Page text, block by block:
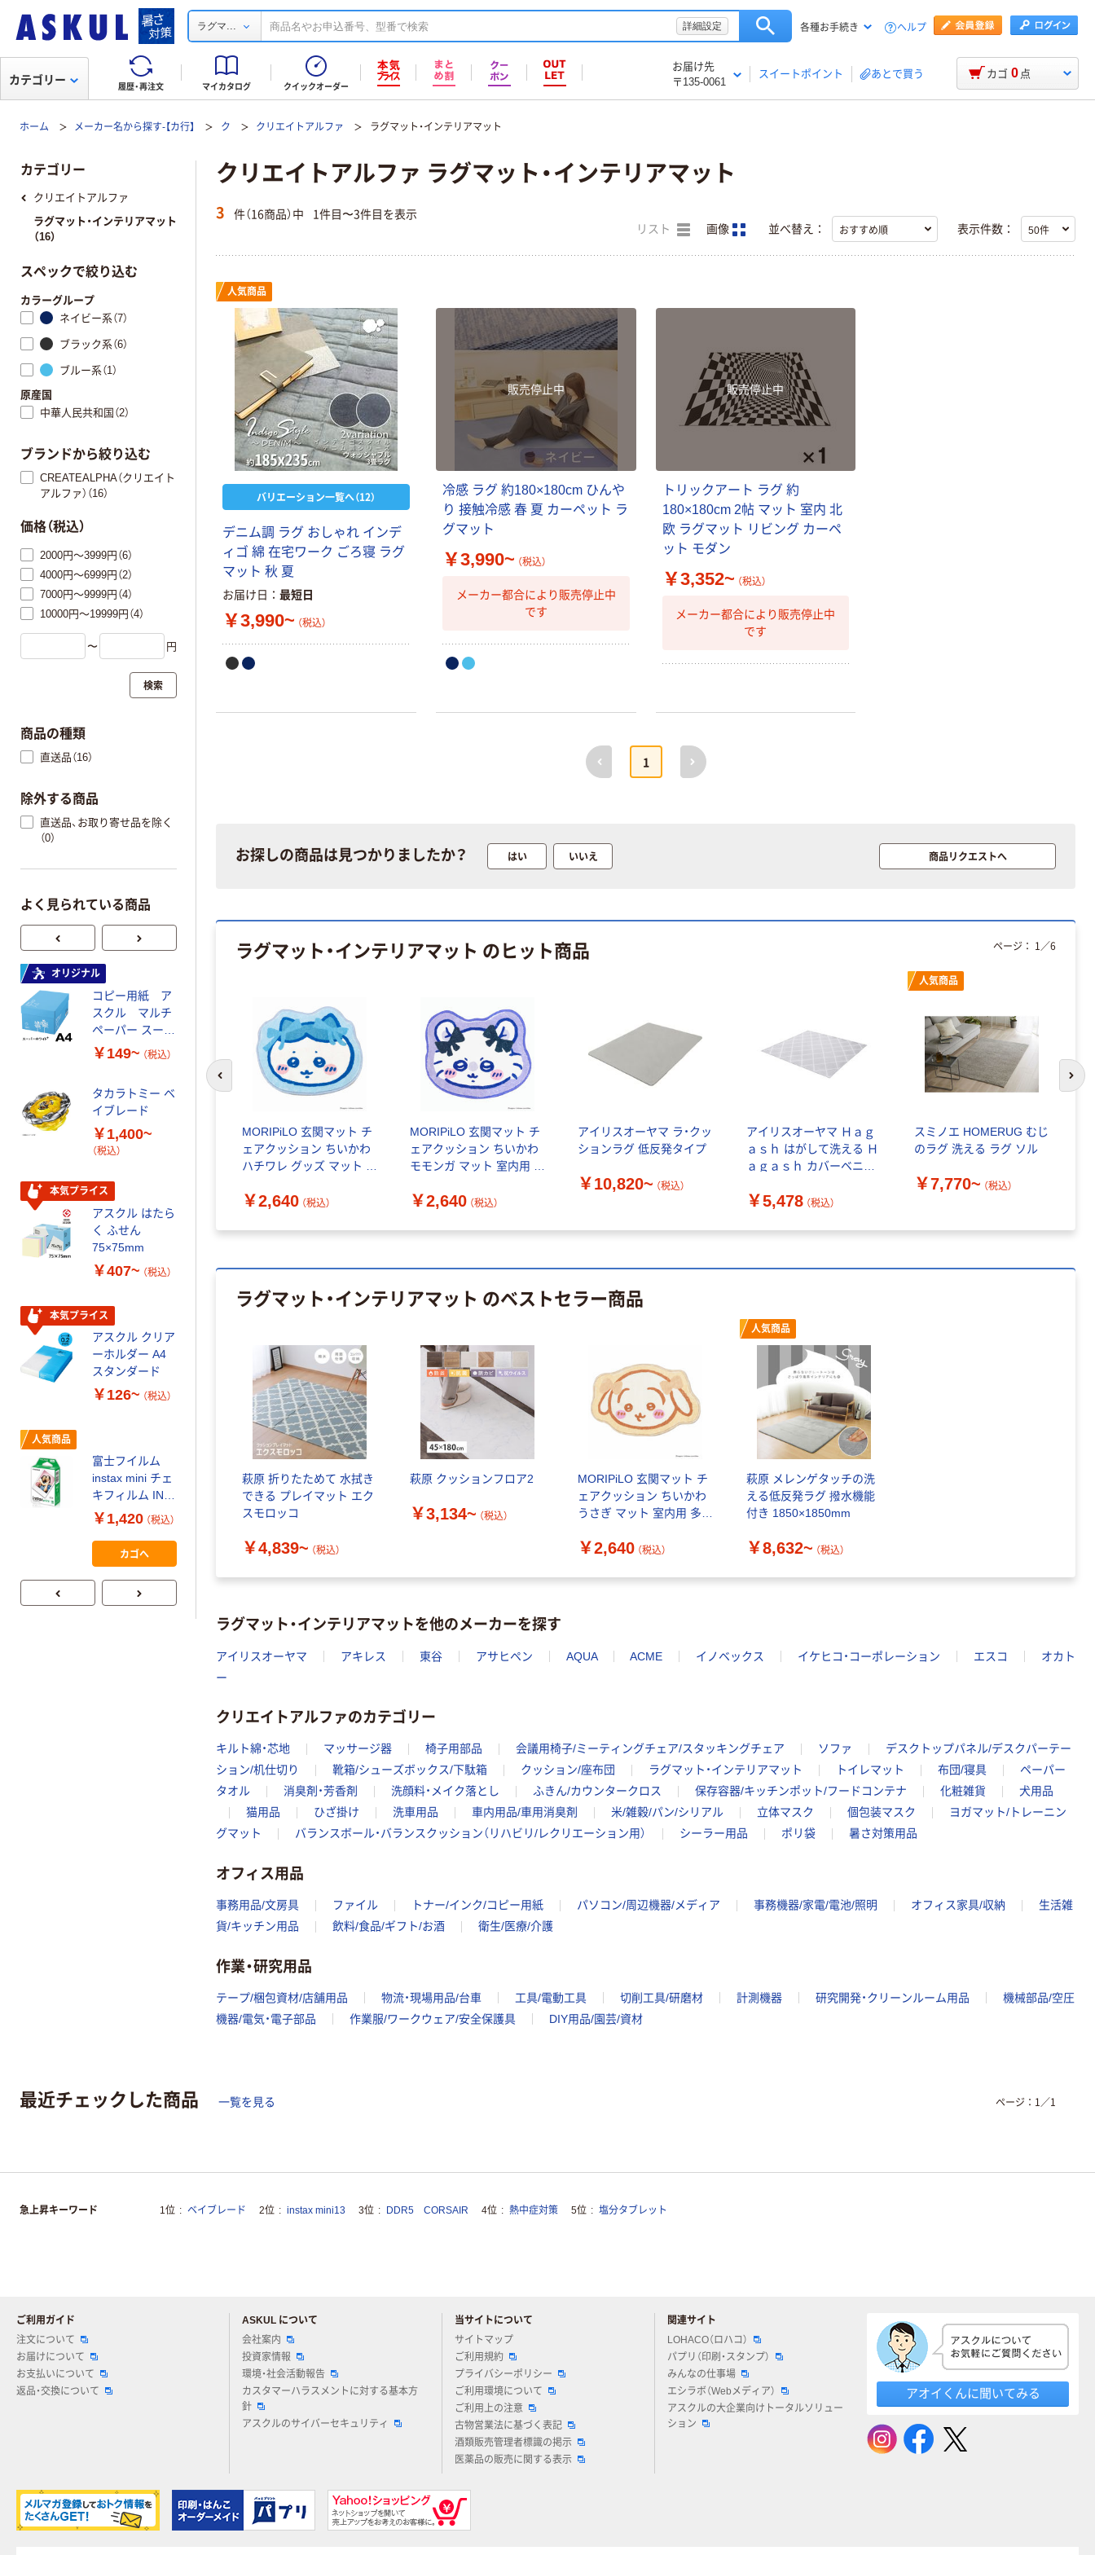
ラグマ... 詳細設定 各種お手続き ヘルプ
履歴・再注文 マイカタログ クイックオーダー
お届け先
〒135-0061
スイートポイント あとで買う
カテゴリー カゴ 0 点
ホーム メーカー名から探す-【カ行】 ク クリエイトアルファ ラグマット・インテリアマット
クリエイトアルファ ラグマット・インテリアマット
3 件（16商品）中 1件目〜3件目を表示
リスト 画像 並べ替え： 表示件数：
人気商品
バリエーション一覧へ（12）
デニム調 ラグ おしゃれ インデ
ィゴ 綿 在宅ワーク ごろ寝 ラグ
マット 秋 夏
お届け日 最短日
￥3,990~ （税込）
販売停止中
冷感 ラグ 約180×180cm ひんや
り 接触冷感 春 夏 カーペット ラ
グマット
￥3,990~ （税込）
メーカー都合により販売停止中
です
販売停止中
トリックアート ラグ 約
180×180cm 2帖 マット 室内 北
欧 ラグマット リビング カーペ
ット モダン
￥3,352~ （税込）
メーカー都合により販売停止中
です
前へ
1
次へ
お探しの商品は見つかりましたか？ はい いいえ 商品リクエストへ
ラグマット・インテリアマット のヒット商品
MORIPiLO 玄関マット チ
ェアクッション ちいかわ
ハチワレ グッズ マット 室
め 約38×33cm リボンブル
￥2,640 （税込）
MORIPiLO 玄関マット チ
ェアクッション ちいかわ
モモンガ マット 室内用 多
い 約40×33cm リボンパー
￥2,640 （税込）
アイリスオーヤマ ラ・クッ
ションラグ 低反発タイプ
￥10,820~ （税込）
アイリスオーヤマ Ｈａｇ
ａｓｈ はがして洗える Ｈ
ａｇａｓｈ カバーベニワ
1850mm グレージュ 1枚
￥5,478 （税込）
人気商品
スミノエ HOMERUG むじ
のラグ 洗える ラグ ソル
￥7,770~ （税込）
ページ： 1 ／6
前のスライドへ 次
ラグマット・インテリアマット のベストセラー商品
萩原 折りたためて 水拭き
できる プレイマット エク
スモロッコ
￥4,839~ （税込）
萩原 クッションフロア2
￥3,134~ （税込）
MORIPiLO 玄関マット チ
ェアクッション ちいかわ
うさぎ マット 室内用 多用
46×31cm リボン ベージュ
￥2,640 （税込）
人気商品
萩原 メレンゲタッチの洗
える低反発ラグ 撥水機能
付き 1850×1850mm
￥8,632~ （税込）
ラグマット・インテリアマットを他のメーカーを探す
アイリスオーヤマ アキレス 東谷 アサヒペン AQUA ACME イノベックス イケヒコ・コーポレーション エスコ
オカト
ー
クリエイトアルファのカテゴリー
キルト綿・芯地 マッサージ器 椅子用部品 会議用椅子/ミーティングチェア/スタッキングチェア ソファ
デスクトップパネル/デスクパーテー
ション/机仕切り
靴箱/シューズボックス/下駄箱 クッション/座布団 ラグマット・インテリアマット トイレマット 布団/寝具
ペーパー
タオル
消臭剤・芳香剤 洗顔料・メイク落とし ふきん/カウンタークロス 保存容器/キッチンポット/フードコンテナ 化粧雑貨
犬用品
猫用品
ひざ掛け 洗車用品 車内用品/車用消臭剤 米/雑穀/パン/シリアル 立体マスク 個包装マスク
ヨガマット/トレーニン
グマット
バランスボール・バランスクッション（リハビリ/レクリエーション用） シーラー用品 ポリ袋 暑さ対策用品
オフィス用品
事務用品/文房具 ファイル トナー/インク/コピー用紙 パソコン/周辺機器/メディア 事務機器/家電/電池/照明 オフィス家具/収納
生活雑
貨/キッチン用品
飲料/食品/ギフト/お酒 衛生/医療/介護
作業・研究用品
テープ/梱包資材/店舗用品 物流・現場用品/台車 工具/電動工具 切削工具/研磨材 計測機器 研究開発・クリーンルーム用品
機械部品/空圧
機器/電気・電子部品
作業服/ワークウェア/安全保護具 DIY用品/園芸/資材
カテゴリー
クリエイトアルファ
ラグマット・インテリアマット
（16）
スペックで絞り込む
カラーグループ
ネイビー系（7）
ブラック系（6）
ブルー系（1）
原産国
中華人民共和国（2）
ブランドから絞り込む
CREATEALPHA（クリエイト
アルファ）（16）
価格（税込）
2000円～3999円（6）
4000円～6999円（2）
7000円～9999円（4）
10000円～19999円（4）
〜 円
検索
商品の種類
直送品（16）
除外する商品
直送品、お取り寄せ品を除く
（0）
よく見られている商品
オリジナル
コピー用紙 ア
スクル マルチ
ペーパー スーパ
ーホワイト+
￥149~ （税込）
タカラトミー ベ
イブレード
￥1,400~
（税込）
本気プライス
アスクル はたら
く ふせん
75×75mm
￥407~ （税込）
本気プライス
アスクル クリア
ーホルダー A4
スタンダード
￥126~ （税込）
人気商品
富士フイルム
instax mini チェ
キフィルム INS
MINI JP1 1パッ
ク（10枚入り）
￥1,420 （税込）
カゴへ
ータイプ 乳白半
透明 高密度タイ
プ 詰替用 バイ
オマス素材10％
配合
￥616~ （税込）
形 アルカリ乾
電池 北欧パッ
ケージ アスク
￥140~
スクル スマート
コンパクト ビ
証
￥328~ （税込）
オリジナル
コピー用紙 マ
ルチペーパー
スーパーエコノ
ミー+
￥149~ （税込）
【ガムテープ】ア
スクル 現場のチ
0.22mm 布テー
プ
￥145~ （税込）
く ふせん
50×15mm
￥386~ （税込）
本気プライス
パー ダブル60
ｍ 再生紙
100% 6ロール
芯あり FSC認
￥460~
ケージ アスク
ルオリジナル
￥140~ （税込）
オリジナル
アスクルオリジ
ナル ラミネー
トフィルム A4
中判 再生紙
企画 オリジナル
テープ
（税込）
衛門 「お茶、どう
ぞ。」 緑茶
￥528~ （税込）
ーフリー）
￥398~
INS MINI 13
￥12,100~
（税込）
大塚製薬工場
経口補水液 オー
エスワン（OS-1）
75×25mm
（税込）
ープ 大巻
￥124~ （税込）
本気プライス
￥216~ （税込）
レのおそうじシ
ート 大王製紙
共同企画 トイ
レクリーナー
トイレシート
オリジナル
￥330~ （税込）
本気プライス
アスクル フラッ
トファイル エコ
ノミータイプ
A4タテ(コクヨ
￥115~ （税込）
本気プライス
PRO【純正】テー
プ 白ラベル
12mm幅 （黒文
字）
￥914~ （税込）
富士フイルム チ
ム INSTAX MINI
WW2
￥1,580~
トイレットペー
最近チェックした商品 一覧を見る ページ： 1 ／1
急上昇キーワード 1位 ベイブレード 2位 instax mini13 3位 DDR5 CORSAIR 4位 熱中症対策 5位 塩分タブレット
ご利用ガイド
注文について
お届けについて
お支払いについて
返品・交換について
ASKUL について
会社案内
投資家情報
環境・社会活動報告
カスタマーハラスメントに対する基本方
針
アスクルのサイバーセキュリティ
当サイトについて
サイトマップ
ご利用規約
プライバシーポリシー
ご利用環境について
ご利用上の注意
古物営業法に基づく表記
酒類販売管理者標識の掲示
医薬品の販売に関する表示
関連サイト
LOHACO（ロハコ）
パプリ（印刷・スタンプ）
みんなの仕事場
エシラボ（Webメディア）
アスクルの大企業向けトータルソリュー
ション
アオイくんに聞いてみる